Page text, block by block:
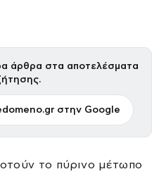
άρθρα στα αποτελέσματα
στην Google
το πύρινο μέτωπο